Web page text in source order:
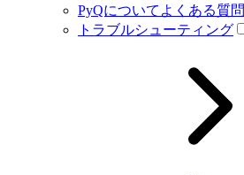
PyQについてよくある質問
トラブルシューティング